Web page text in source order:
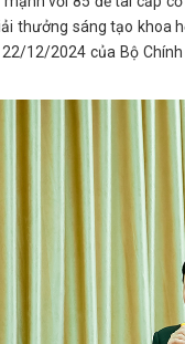
thưởng sáng tạo khoa
12/2024 của Bộ